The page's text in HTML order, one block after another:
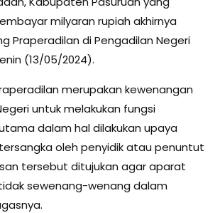
milyaran rupiah akhirnya
Praperadilan di Pengadilan Negeri
(13/05/2024).
merupakan kewenangan
untuk melakukan fungsi
dalam hal dilakukan upaya
oleh penyidik atau penuntut
tersebut ditujukan agar aparat
sewenang-wenang dalam